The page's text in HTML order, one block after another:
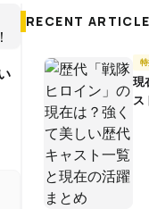
RECENT
現
ス